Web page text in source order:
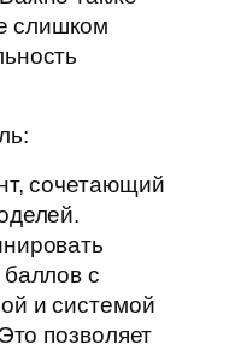
слишком
сочетающий
с
и системой
позволяет